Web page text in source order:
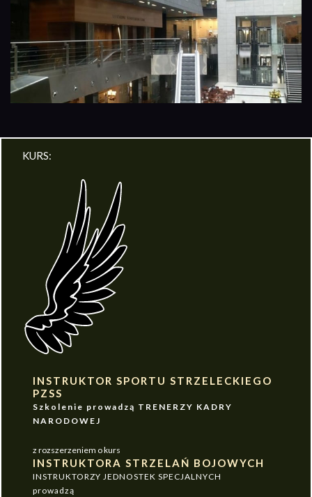
KURS:
INSTRUKTOR SPORTU STRZELECKIEGO
PZSS
Szkolenie prowadzą TRENERZY KADRY
NARODOWEJ
z rozszerzeniem o kurs
INSTRUKTORA STRZELAŃ BOJOWYCH
INSTRUKTORZY JEDNOSTEK SPECJALNYCH
prowadzą